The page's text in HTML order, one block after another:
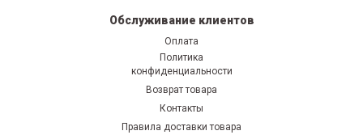
Обслуживание клиентов
Оплата
Политика
конфиденциальности
Возврат товара
Контакты
Правила доставки товара